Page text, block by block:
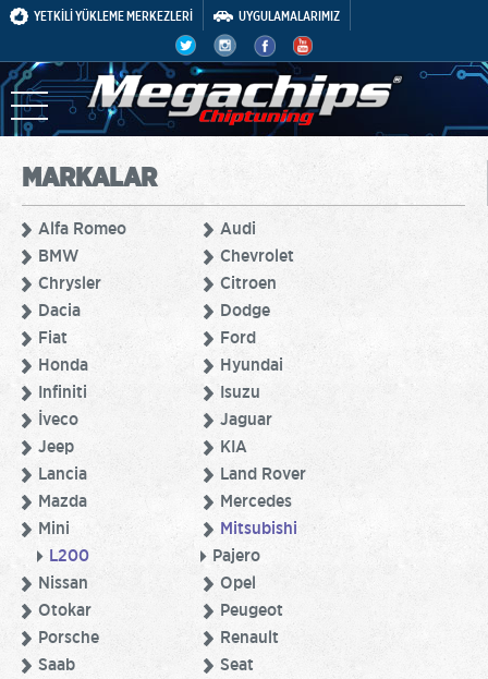
YETKİLİ YÜKLEME MERKEZLERİ UYGULAMALARIMIZ
MARKALAR
Alfa Romeo
Audi
BMW
Chevrolet
Chrysler
Citroen
Dacia
Dodge
Fiat
Ford
Honda
Hyundai
Infiniti
Isuzu
İveco
Jaguar
Jeep
KIA
Lancia
Land Rover
Mazda
Mercedes
Mini
Mitsubishi
L200
Pajero
Nissan
Opel
Otokar
Peugeot
Porsche
Renault
Saab
Seat